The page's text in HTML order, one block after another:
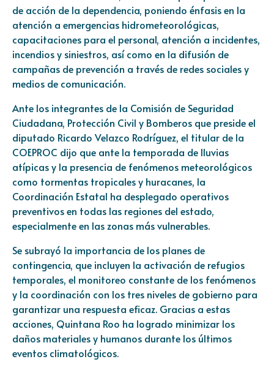
de acción de la dependencia, poniendo énfasis en la
atención a emergencias hidrometeorológicas,
capacitaciones para el personal, atención a incidentes,
incendios y siniestros, así como en la difusión de
campañas de prevención a través de redes sociales y
medios de comunicación.
Ante los integrantes de la Comisión de Seguridad
Ciudadana, Protección Civil y Bomberos que preside el
diputado Ricardo Velazco Rodríguez, el titular de la
COEPROC dijo que ante la temporada de lluvias
atípicas y la presencia de fenómenos meteorológicos
como tormentas tropicales y huracanes, la
Coordinación Estatal ha desplegado operativos
preventivos en todas las regiones del estado,
especialmente en las zonas más vulnerables.
Se subrayó la importancia de los planes de
contingencia, que incluyen la activación de refugios
temporales, el monitoreo constante de los fenómenos
y la coordinación con los tres niveles de gobierno para
garantizar una respuesta eficaz. Gracias a estas
acciones, Quintana Roo ha logrado minimizar los
daños materiales y humanos durante los últimos
eventos climatológicos.